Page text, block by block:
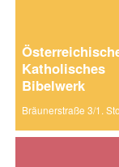
Katholisches
Bibelwerk
Bräunerstraße 3/1.